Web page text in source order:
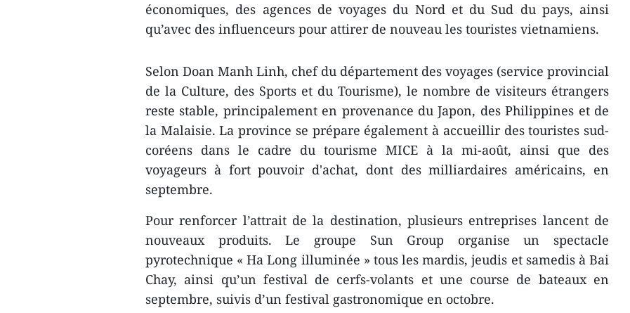
économiques, des agences de voyages du Nord et du Sud du pays, ainsi
qu’avec des influenceurs pour attirer de nouveau les touristes vietnamiens.
Selon Doan Manh Linh, chef du département des voyages (service provincial
de la Culture, des Sports et du Tourisme), le nombre de visiteurs étrangers
reste stable, principalement en provenance du Japon, des Philippines et de
la Malaisie. La province se prépare également à accueillir des touristes sud-
coréens dans le cadre du tourisme MICE à la mi-août, ainsi que des
voyageurs à fort pouvoir d'achat, dont des milliardaires américains, en
septembre.
Pour renforcer l’attrait de la destination, plusieurs entreprises lancent de
nouveaux produits. Le groupe Sun Group organise un spectacle
pyrotechnique « Ha Long illuminée » tous les mardis, jeudis et samedis à Bai
Chay, ainsi qu’un festival de cerfs-volants et une course de bateaux en
septembre, suivis d’un festival gastronomique en octobre.